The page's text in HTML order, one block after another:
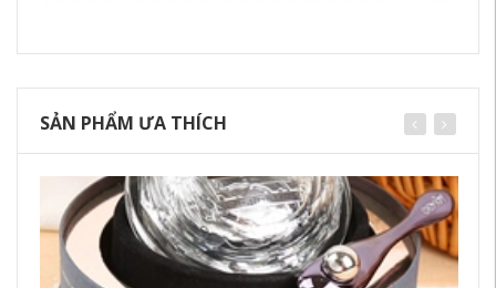
SẢN PHẨM ƯA THÍCH